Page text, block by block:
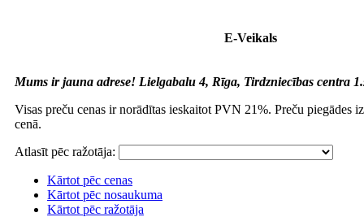
E-Veikals
Mums ir jauna adrese! Lielgabalu 4, Rīga, Tirdzniecības centra
Visas preču cenas ir norādītas ieskaitot PVN 21%. Preču piegādes
cenā.
Atlasīt pēc ražotāja:
Kārtot pēc cenas
Kārtot pēc nosaukuma
Kārtot pēc ražotāja